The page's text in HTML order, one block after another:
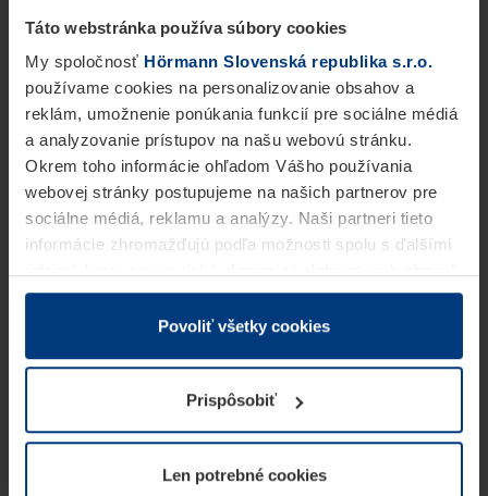
Táto webstránka používa súbory cookies
My spoločnosť Hörmann Slovenská republika s.r.o.
používame cookies na personalizovanie obsahov a
reklám, umožnenie ponúkania funkcií pre sociálne médiá
a analyzovanie prístupov na našu webovú stránku.
Okrem toho informácie ohľadom Vášho používania
webovej stránky postupujeme na našich partnerov pre
sociálne médiá, reklamu a analýzy. Naši partneri tieto
informácie zhromažďujú podľa možnosti spolu s ďalšími
v rámci Vášho využívania služieb.
Z právneho hľadiska môžeme cookies ukladať na Vašom
prevádzku tejto stránky. Pre všetky ostatné typy cookie
potrebujeme Vaše povolenie. Vaše povolenie môžete
kedykoľvek zmeniť alebo odvolať vo vysvetlení cookie
našej webovej stránky.
Povoliť všetky cookies
Prispôsobiť
Len potrebné cookies